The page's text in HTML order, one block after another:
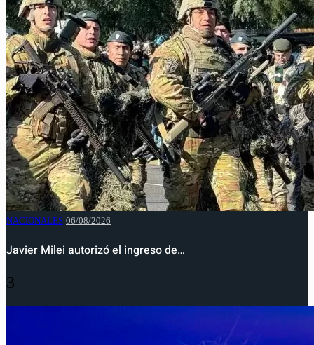
NACIONALES 06/08/2026
Javier Milei autorizó el ingreso de…
3